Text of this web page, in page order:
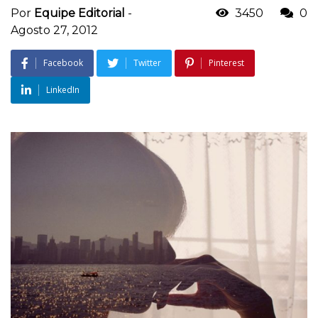
Por Equipe Editorial -
Agosto 27, 2012
3450 0
Facebook Twitter Pinterest
LinkedIn